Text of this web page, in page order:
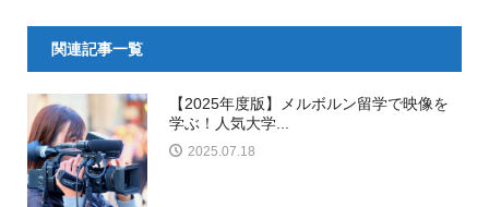
関連記事一覧
【2025年度版】メルボルン留学で映像を
学ぶ！人気大学...
2025.07.18